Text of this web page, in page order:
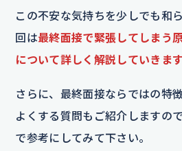
この不安な気持ちを少しでも和
回は最終面接で緊張してしまう
について詳しく解説していきます
さらに、最終面接ならではの特
よくする質問もご紹介しますの
で参考にしてみて下さい。